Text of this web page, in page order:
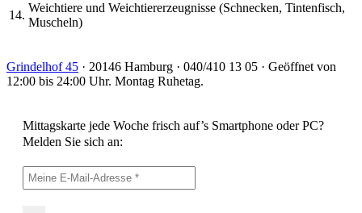
14.
Weichtiere und Weichtiererzeugnisse (Schnecken, Tintenfisch,
Muscheln)
Grindelhof 45 · 20146 Hamburg · 040/410 13 05 · Geöffnet von
12:00 bis 24:00 Uhr. Montag Ruhetag.
Mittagskarte jede Woche frisch auf’s Smartphone oder PC?
Melden Sie sich an: